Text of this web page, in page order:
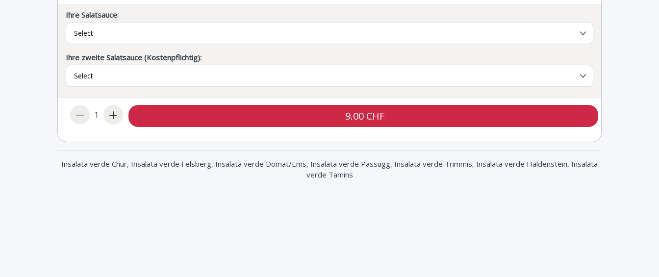
Ihre Salatsauce:
Ihre zweite Salatsauce (Kostenpflichtig):
1 9.00 CHF
Insalata verde Chur, Insalata verde Felsberg, Insalata verde Domat/Ems, Insalata verde Passugg, Insalata verde Trimmis, Insalata verde Haldenstein, Insalata
verde Tamins